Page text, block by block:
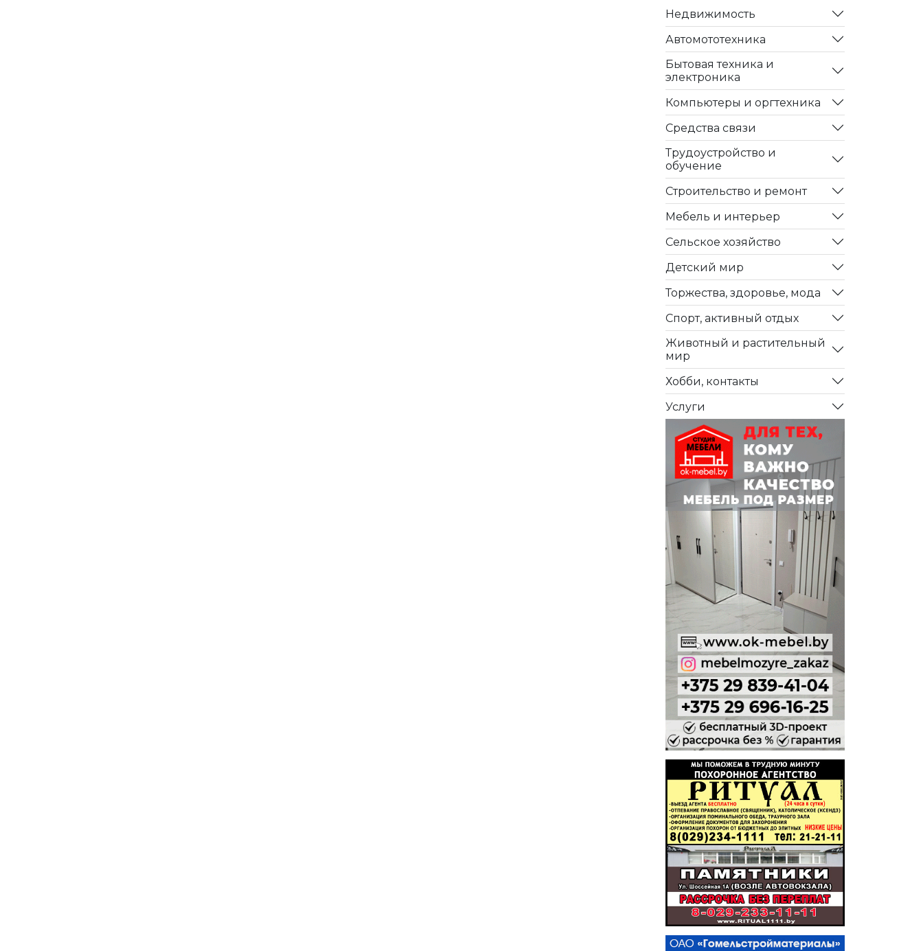
Недвижимость
Автомототехника
Бытовая техника и
электроника
Компьютеры и оргтехника
Средства связи
Трудоустройство и
обучение
Строительство и ремонт
Мебель и интерьер
Сельское хозяйство
Детский мир
Торжества, здоровье, мода
Спорт, активный отдых
Животный и растительный
мир
Хобби, контакты
Услуги